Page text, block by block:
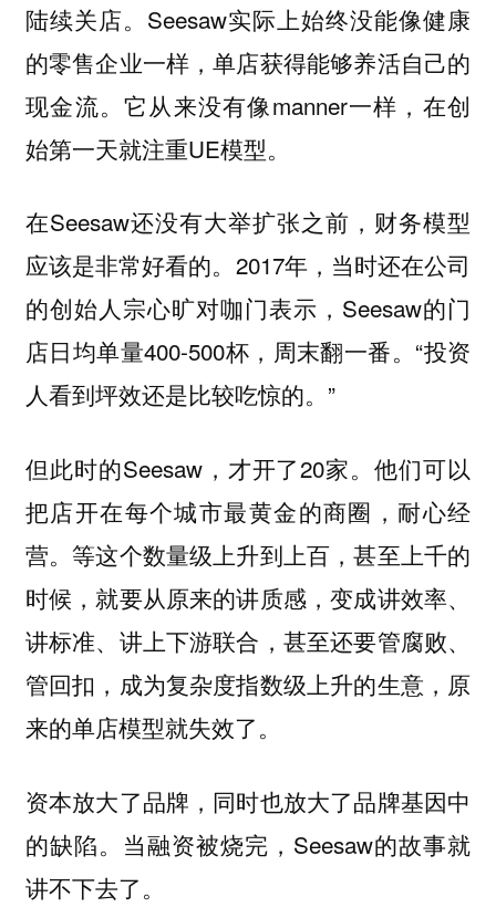
陆续关店。Seesaw实际上始终没能像健康
的零售企业一样，单店获得能够养活自己的
现金流。它从来没有像manner一样，在创
始第一天就注重UE模型。
在Seesaw还没有大举扩张之前，财务模型
应该是非常好看的。2017年，当时还在公司
的创始人宗心旷对咖门表示，Seesaw的门
店日均单量400-500杯，周末翻一番。“投资
人看到坪效还是比较吃惊的。”
但此时的Seesaw，才开了20家。他们可以
把店开在每个城市最黄金的商圈，耐心经
营。等这个数量级上升到上百，甚至上千的
时候，就要从原来的讲质感，变成讲效率、
讲标准、讲上下游联合，甚至还要管腐败、
管回扣，成为复杂度指数级上升的生意，原
来的单店模型就失效了。
资本放大了品牌，同时也放大了品牌基因中
的缺陷。当融资被烧完，Seesaw的故事就
讲不下去了。